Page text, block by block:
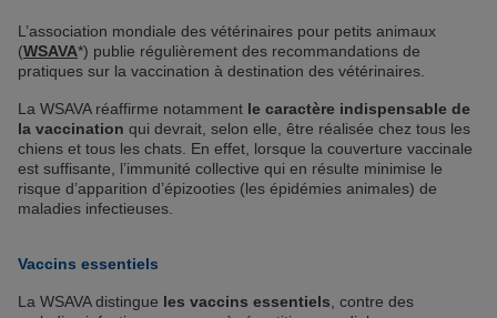
L’association mondiale des vétérinaires pour petits animaux
(WSAVA*) publie régulièrement des recommandations de
pratiques sur la vaccination à destination des vétérinaires.
La WSAVA réaffirme notamment le caractère indispensable de
la vaccination qui devrait, selon elle, être réalisée chez tous les
chiens et tous les chats. En effet, lorsque la couverture vaccinale
est suffisante, l’immunité collective qui en résulte minimise le
risque d’apparition d’épizooties (les épidémies animales) de
maladies infectieuses.
Vaccins essentiels
La WSAVA distingue les vaccins essentiels , contre des